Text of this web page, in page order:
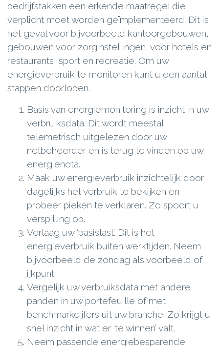
bedrijfstakken een erkende maatregel die
verplicht moet worden geïmplementeerd. Dit is
het geval voor bijvoorbeeld kantoorgebouwen,
gebouwen voor zorginstellingen, voor hotels en
restaurants, sport en recreatie. Om uw
energieverbruik te monitoren kunt u een aantal
stappen doorlopen.
Basis van energiemonitoring is inzicht in uw
verbruiksdata. Dit wordt meestal
telemetrisch uitgelezen door uw
netbeheerder en is terug te vinden op uw
energienota.
Maak uw energieverbruik inzichtelijk door
dagelijks het verbruik te bekijken en
probeer pieken te verklaren. Zo spoort u
verspilling op.
Verlaag uw ‘basislast’. Dit is het
energieverbruik buiten werktijden. Neem
bijvoorbeeld de zondag als voorbeeld of
ijkpunt.
Vergelijk uw verbruiksdata met andere
panden in uw portefeuille of met
benchmarkcijfers uit uw branche. Zo krijgt u
snel inzicht in wat er ‘te winnen’ valt.
Neem passende energiebesparende